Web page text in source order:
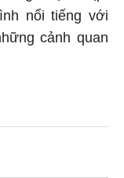
nổi tiếng với
cảnh quan